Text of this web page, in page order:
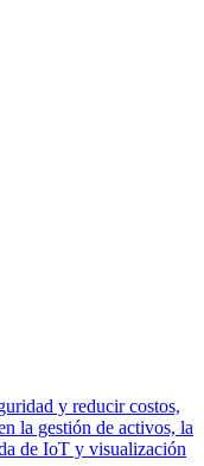
y reducir costos,
la gestión de activos, la
de IoT y visualización